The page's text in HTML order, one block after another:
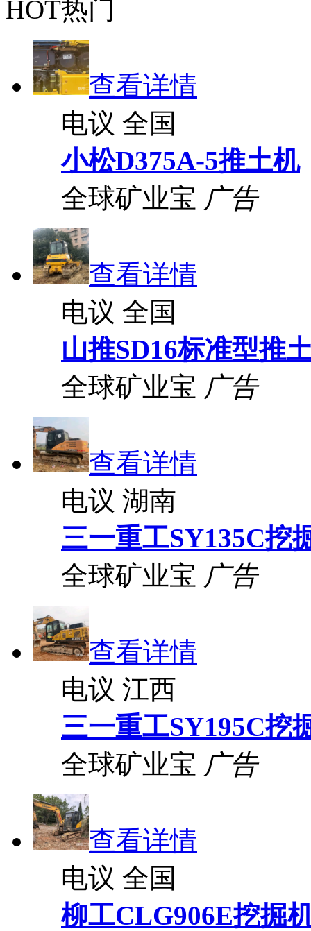
HOT热门
查看详情
电议 全国
小松D375A-5推土机
全球矿业宝 广告
查看详情
电议 全国
山推SD16标准型推
全球矿业宝 广告
查看详情
电议 湖南
三一重工SY135C挖
全球矿业宝 广告
查看详情
电议 江西
三一重工SY195C挖
全球矿业宝 广告
查看详情
电议 全国
柳工CLG906E挖掘